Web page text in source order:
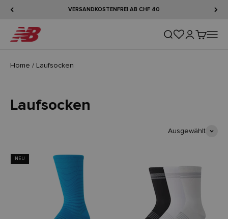
VERSANDKOSTENFREI AB CHF 40
New Balance Suche öffnen
Home / Laufsocken
Laufsocken
Ausgewählt
NEU